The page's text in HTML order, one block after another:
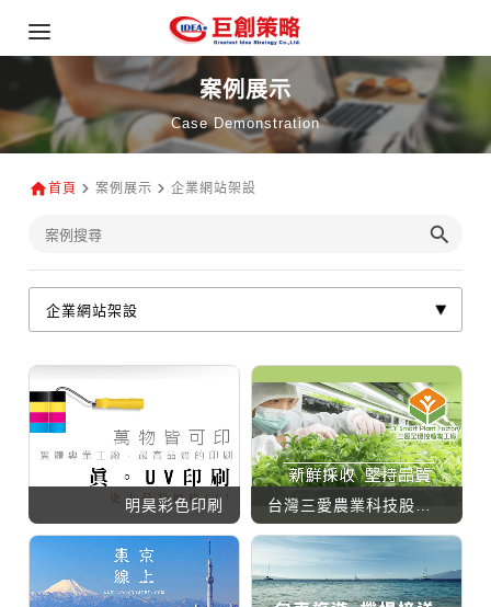
案例展示
Case Demonstration
首頁 案例展示 企業網站架設
明昊彩色印刷 台灣三愛農業科技股份有限公司